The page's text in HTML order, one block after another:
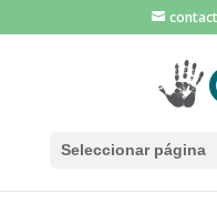
Seleccionar página